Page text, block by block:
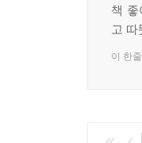
책 좋
고 따
이 한